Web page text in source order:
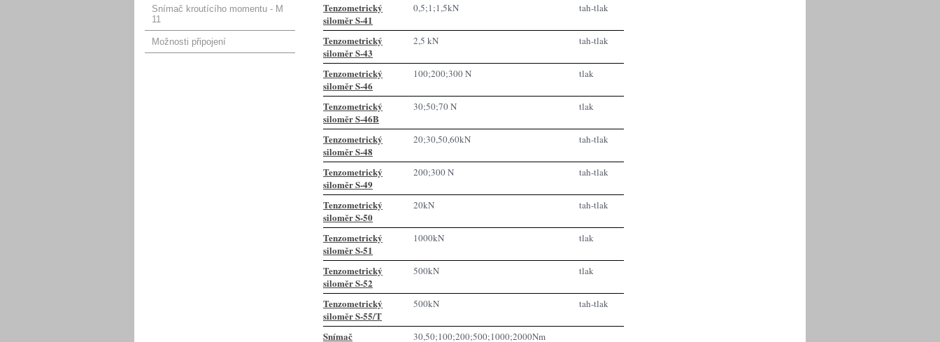
Snímač kroutícího momentu - M
11
Možnosti připojení
Tenzometrický
siloměr S-41
0,5;1;1,5kN tah-tlak
Tenzometrický
siloměr S-43
2,5 kN tah-tlak
Tenzometrický
siloměr S-46
100;200;300 N tlak
Tenzometrický
siloměr S-46B
30;50;70 N tlak
Tenzometrický
siloměr S-48
20;30,50,60kN tah-tlak
Tenzometrický
siloměr S-49
200;300 N tah-tlak
Tenzometrický
siloměr S-50
20kN tah-tlak
Tenzometrický
siloměr S-51
1000kN tlak
Tenzometrický
siloměr S-52
500kN tlak
Tenzometrický
siloměr S-55/T
500kN tah-tlak
Snímač 30,50;100;200;500;1000;2000Nm